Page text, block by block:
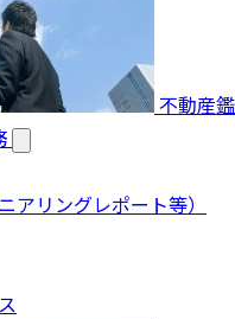
不動産鑑
アリングレポート等）